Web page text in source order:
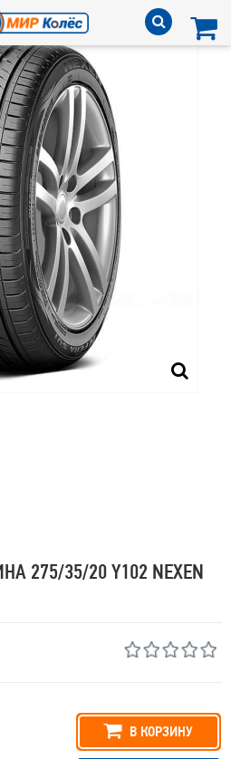
275/35/20 Y102 NEXEN
В КОРЗИНУ